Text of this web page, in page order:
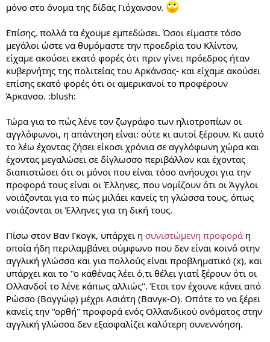
μόνο στο όνομα της δίδας Γιόχανσον.
Επίσης, πολλά τα έχουμε εμπεδώσει. Όσοι είμαστε τόσο
μεγάλοι ώστε να θυμόμαστε την προεδρία του Κλίντον,
είχαμε ακούσει εκατό φορές ότι πριν γίνει πρόεδρος ήταν
κυβερνήτης της πολιτείας του Αρκάνσας- και είχαμε ακούσει
επίσης εκατό φορές ότι οι αμερικανοί το προφέρουν
Άρκανσο. :blush:
Τώρα για το πώς λένε τον ζωγράφο των ηλιοτροπίων οι
αγγλόφωνοι, η απάντηση είναι: ούτε κι αυτοί ξέρουν. Κι αυτό
το λέω έχοντας ζήσει είκοσι χρόνια σε αγγλόφωνη χώρα και
έχοντας μεγαλώσει σε δίγλωσσο περιβάλλον και έχοντας
διαπιστώσει ότι οι μόνοι που είναι τόσο ανήσυχοι για την
προφορά τους είναι οι Έλληνες, που νομίζουν ότι οι Άγγλοι
νοιάζονται για το πώς μιλάει κανείς τη γλώσσα τους, όπως
νοιάζονται οι Έλληνες για τη δική τους.
Πίσω στον Βαν Γκογκ, υπάρχει η συνιστώμενη προφορά η
οποία ήδη περιλαμβάνει σύμφωνο που δεν είναι κοινό στην
αγγλική γλώσσα και για πολλούς είναι προβληματικό (x), και
υπάρχει και το "ο καθένας λέει ό,τι θέλει γιατί ξέρουν ότι οι
Ολλανδοί το λένε κάπως αλλιώς". Έτσι τον έχουνε κάνει από
Ρώσσο (Βαγγώφ) μέχρι Ασιάτη (Βανγκ-Ο). Οπότε το να ξέρει
κανείς την "ορθή" προφορά ενός Ολλανδικού ονόματος στην
αγγλική γλώσσα δεν εξασφαλίζει καλύτερη συνεννόηση.